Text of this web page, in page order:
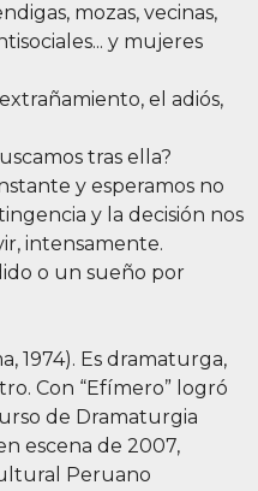
mozas, vecinas,
y mujeres
el adiós,
tras ella?
y esperamos no
y la decisión nos
intensamente.
o un sueño por
1974). Es dramaturga,
Con “Efímero” logró
de Dramaturgia
escena de 2007,
Peruano